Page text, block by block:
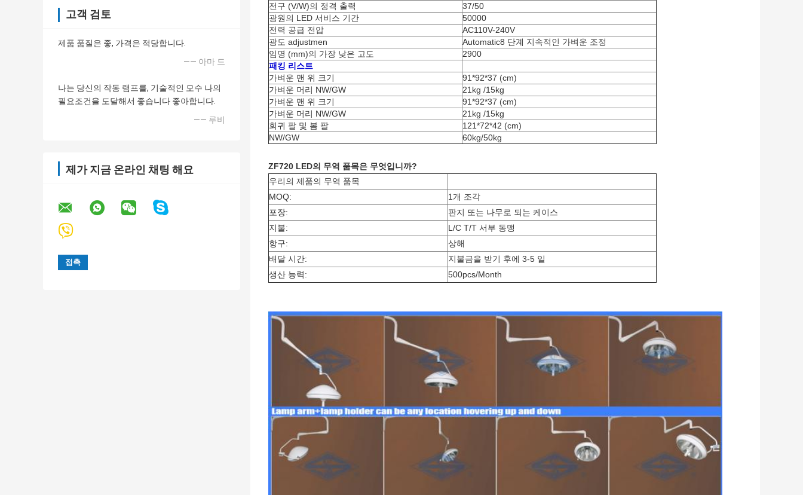
고객 검토
제품 품질은 좋, 가격은 적당합니다.
—— 아마 드
나는 당신의 작동 램프를, 기술적인 모수 나의
필요조건을 도달해서 좋습니다 좋아합니다.
—— 루비
제가 지금 온라인 채팅 해요
전구 (V/W)의 정격 출력
37/50
광원의 LED 서비스 기간
50000
전력 공급 전압
AC110V-240V
광도 adjustmen
Automatic8 단계 지속적인 가벼운 조정
임명 (mm)의 가장 낮은 고도
2900
패킹 리스트
가벼운 맨 위 크기
91*92*37 (cm)
가벼운 머리 NW/GW
21kg /15kg
가벼운 맨 위 크기
91*92*37 (cm)
가벼운 머리 NW/GW
21kg /15kg
회귀 팔 및 봄 팔
121*72*42 (cm)
NW/GW
60kg/50kg
ZF720 LED의 무역 품목은 무엇입니까?
우리의 제품의 무역 품목
MOQ:
1개 조각
포장:
판지 또는 나무로 되는 케이스
지불:
L/C T/T 서부 동맹
항구:
상해
배달 시간:
지불금을 받기 후에 3-5 일
생산 능력:
500pcs/Month